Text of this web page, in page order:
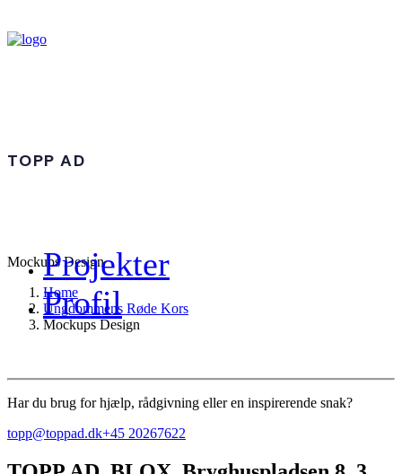
Projekter
Profil
TOPP AD
Mockups Design
Home
Ungdommens Røde Kors
Mockups Design
Har du brug for hjælp, rådgivning eller en inspirerende snak?
topp@toppad.dk+45 20267622